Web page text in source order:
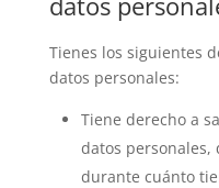
Tienes los siguientes
datos personales:
Tiene derecho a
datos personales,
durante cuánto